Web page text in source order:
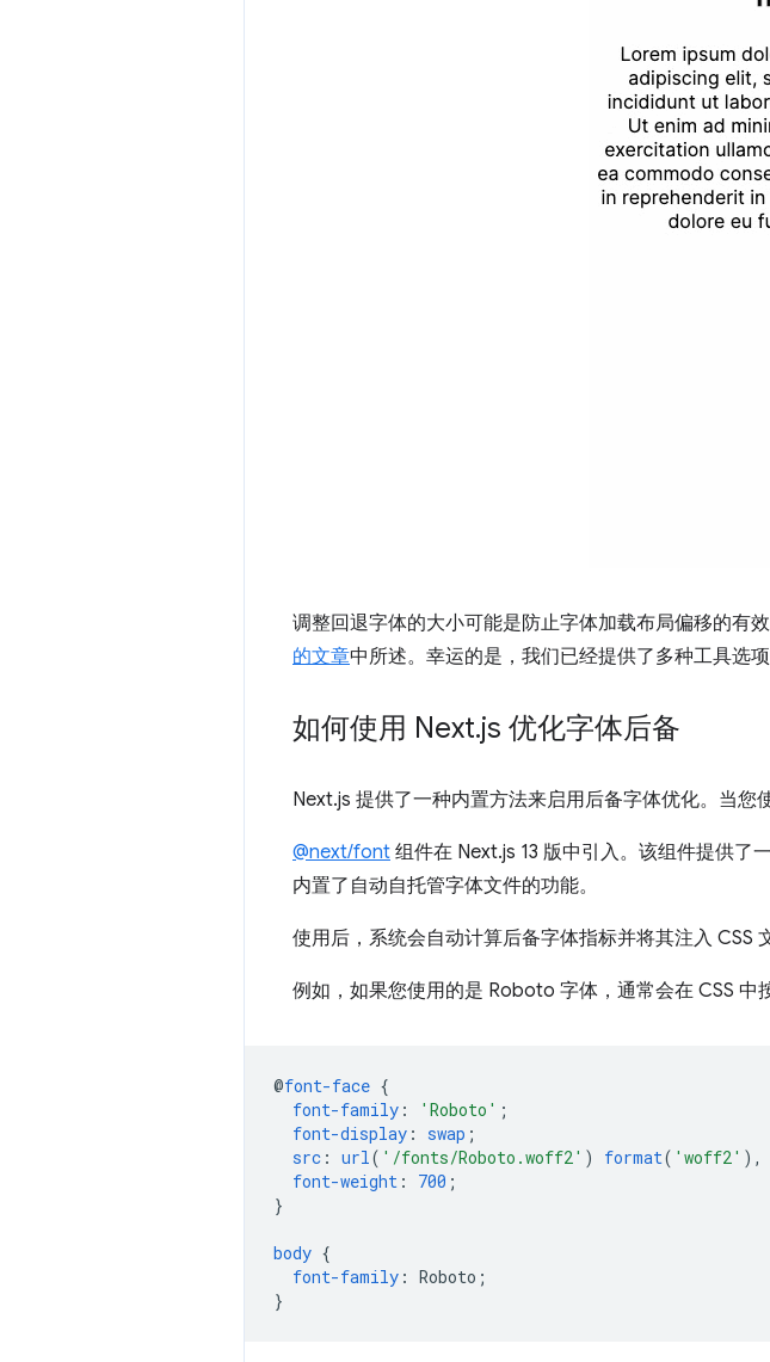
调整回退字体的大小可能是防止字体加载布局偏移的有
的文章中所述。幸运的是，我们已经提供了多种工具选
如何使用 Next.js 优化字体后备
Next.js 提供了一种内置方法来启用后备字体优化。当您
@next/font 组件在 Next.js 13 版中引入。该组件提供
内置了自动自托管字体文件的功能。
使用后，系统会自动计算后备字体指标并将其注入 CSS
例如，如果您使用的是 Roboto 字体，通常会在 CSS 中
@font-face {
font-family : 'Roboto' ;
font-display : swap ;
src : url( '/fonts/Roboto.woff2' ) format( 'woff2' ),
font-weight : 700 ;
}
body {
font-family : Roboto ;
}